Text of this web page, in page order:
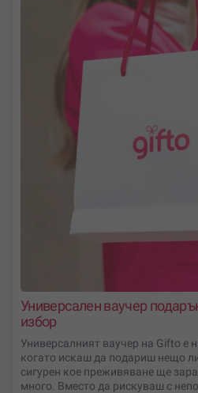
някои от предложенията ни:
Ски академия за деца
Индивидуален урок по ски
Уроци по езда
Конен преход
Детски рожден ден в ранчо
Офроуд каране на АТВ в Рила
И още много други.
Избери преживяването, което
Универсален ваучер
избор
Универсалният ваучер на Gifto е
когато искаш да подариш нещо
сигурен кое преживяване ще
много. Вместо да рискуваш с